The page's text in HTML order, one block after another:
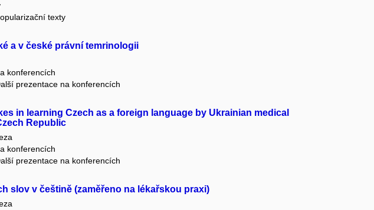
texty
a v české právní temrinologii
konferencích
prezentace na konferencích
in learning Czech as a foreign language by Ukrainian medical
Republic
konferencích
prezentace na konferencích
slov v češtině (zaměřeno na lékařskou praxi)